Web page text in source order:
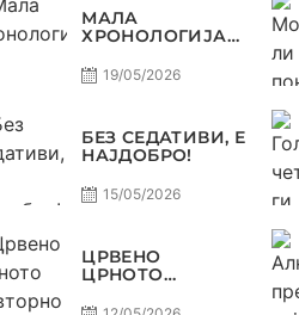
МАЛА
ХРОНОЛОГИЈА
ЗА СВЕТСКО
19/05/2026
БЕЗ СЕДАТИВИ, Е
НАЈДОБРО!
15/05/2026
ЦРВЕНО
ЦРНОТО
МОДА!